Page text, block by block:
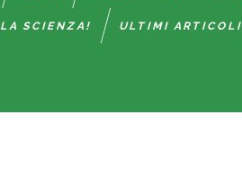
SCIENZA! ULTIMI ARTICOLI